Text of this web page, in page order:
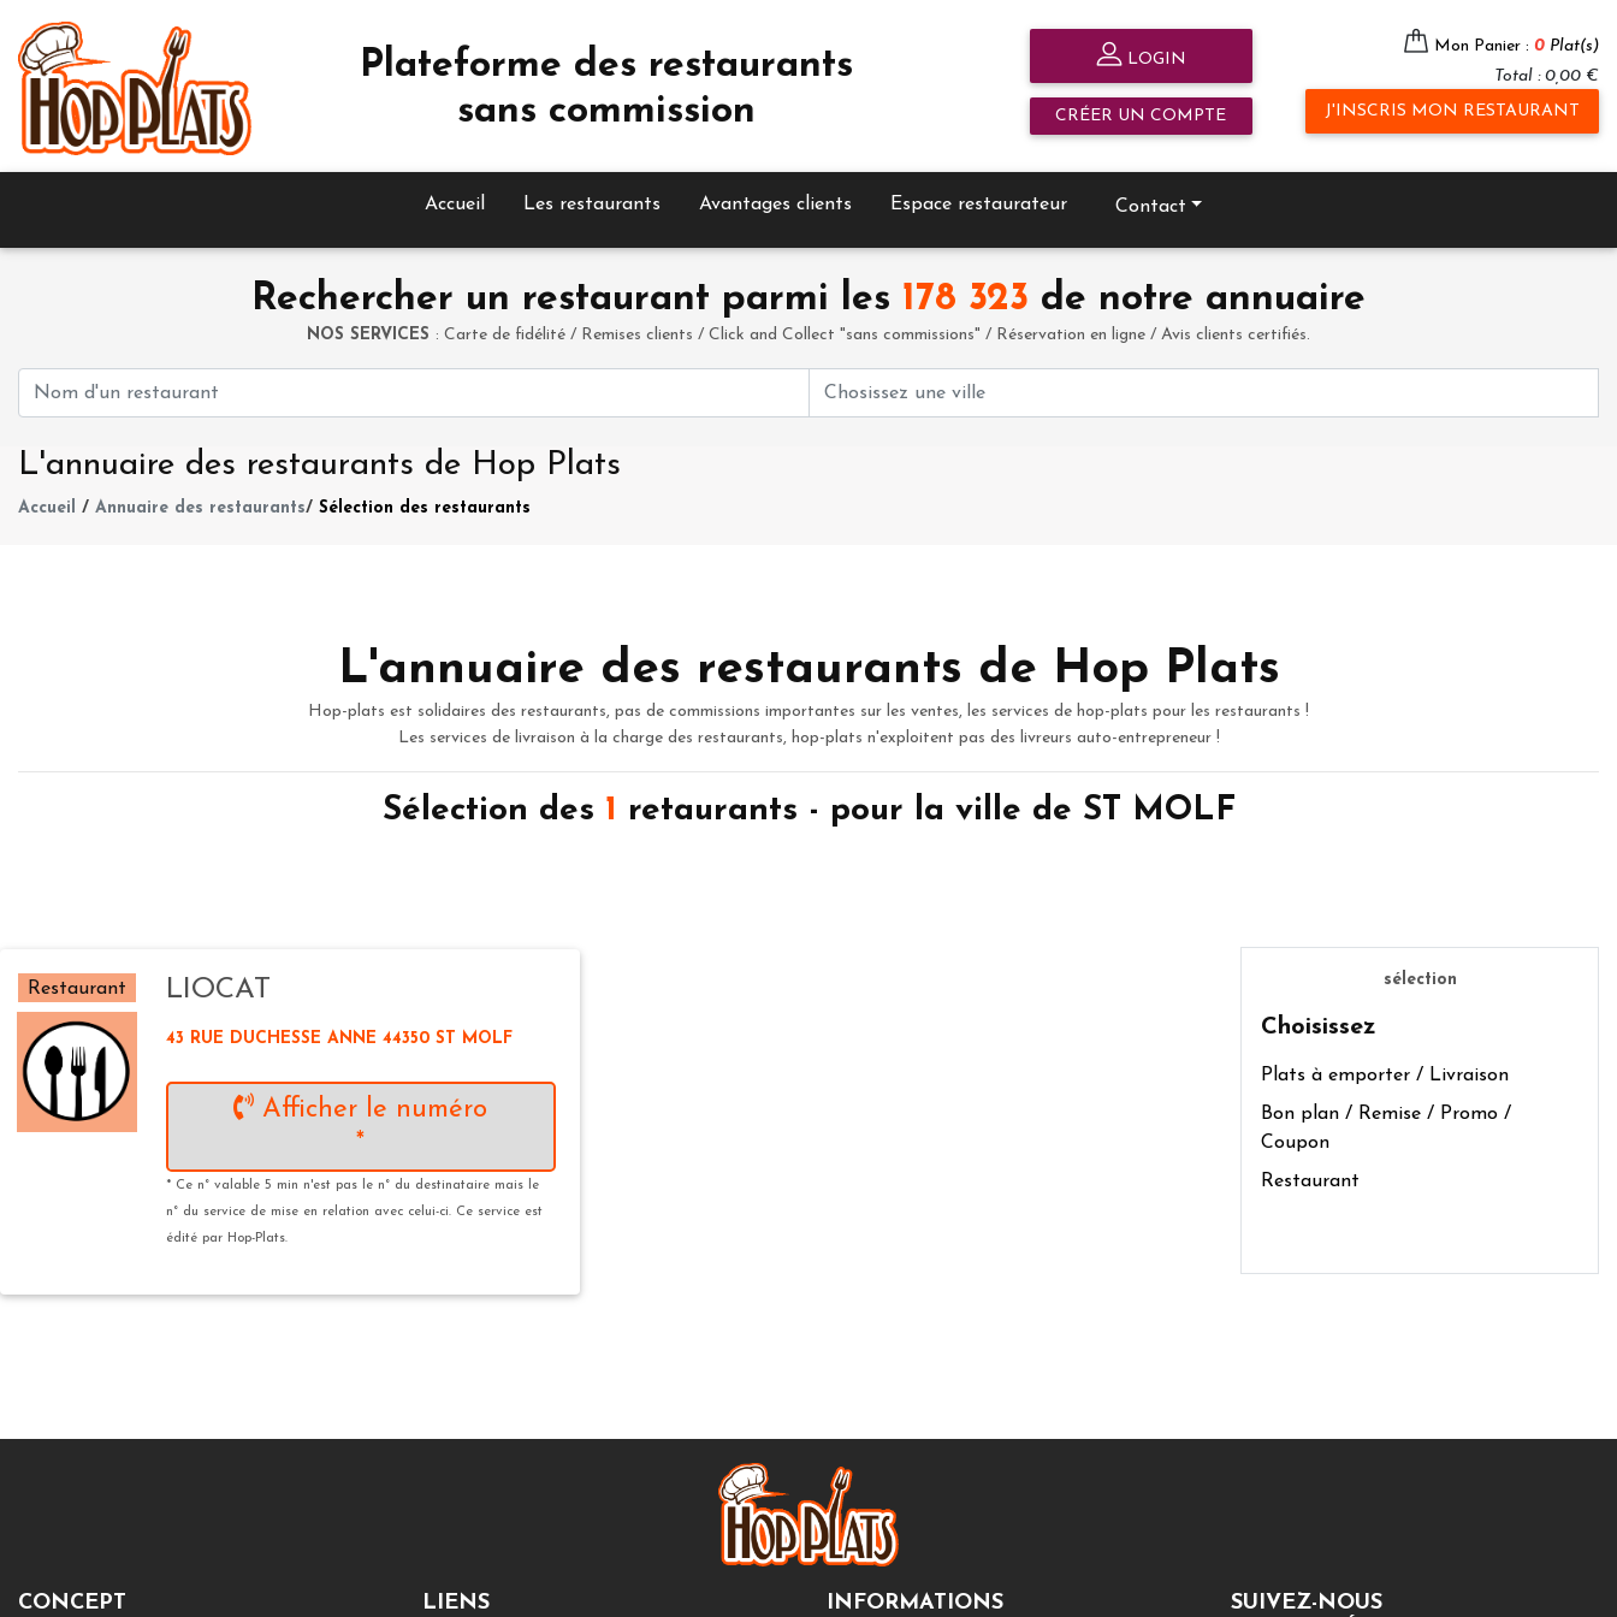
Plateforme des restaurants
sans commission
LOGIN
CRÉER UN COMPTE
Mon Panier : 0 Plat(s)
Total : 0,00 €
J'INSCRIS MON RESTAURANT
Accueil Les restaurants Avantages clients Espace restaurateur Contact
Rechercher un restaurant parmi les 178 323 de notre annuaire
NOS SERVICES : Carte de fidélité / Remises clients / Click and Collect "sans commissions" / Réservation en ligne / Avis clients certifiés.
L'annuaire des restaurants de Hop Plats
Accueil / Annuaire des restaurants/ Sélection des restaurants
L'annuaire des restaurants de Hop Plats
Hop-plats est solidaires des restaurants, pas de commissions importantes sur les ventes, les services de hop-plats pour les restaurants !
Les services de livraison à la charge des restaurants, hop-plats n'exploitent pas des livreurs auto-entrepreneur !
Sélection des 1 retaurants - pour la ville de ST MOLF
Restaurant LIOCAT
43 RUE DUCHESSE ANNE 44350 ST MOLF
Afficher le numéro
*
* Ce n° valable 5 min n'est pas le n° du destinataire mais le
n° du service de mise en relation avec celui-ci. Ce service est
édité par Hop-Plats.
sélection
Choisissez
Plats à emporter / Livraison
Bon plan / Remise / Promo /
Coupon
Restaurant
CONCEPT LIENS INFORMATIONS SUIVEZ-NOUS